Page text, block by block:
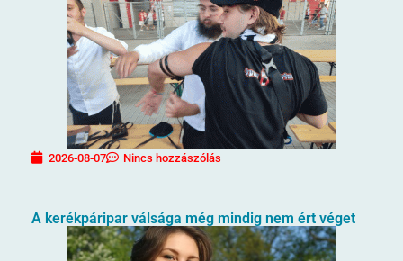
2026-08-07 Nincs hozzászólás
A kerékpáripar válsága még mindig nem ért véget